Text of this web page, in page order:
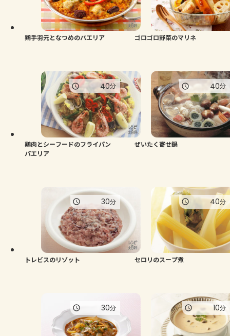
鶏手羽元となつめのパエリア ゴロゴロ野菜のマリネ
鶏肉とシーフードのフライパン
パエリア
40分
ぜいたく寄せ鍋
40分
トレビスのリゾット
30分
セロリのスープ煮
40分
30分 10分